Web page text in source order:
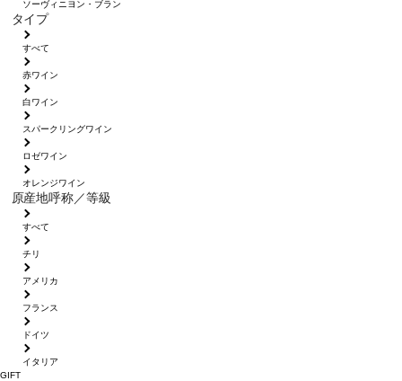
ソーヴィニヨン・ブラン
タイプ
すべて
赤ワイン
白ワイン
スパークリングワイン
ロゼワイン
オレンジワイン
原産地呼称／等級
すべて
チリ
アメリカ
フランス
ドイツ
イタリア
GIFT